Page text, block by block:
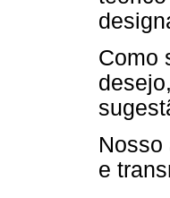
Como
Nosso
e